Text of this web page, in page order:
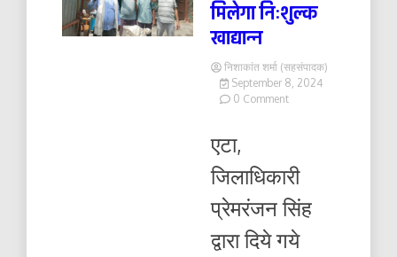
मिलेगा निःशुल्क
खाद्यान्न
निशाकांत शर्मा (सहसंपादक)
September 8, 2024
0 Commenton
निःशुल्क
एटा,
जिलाधिकारी
प्रेमरंजन सिंह
द्वारा दिये गये